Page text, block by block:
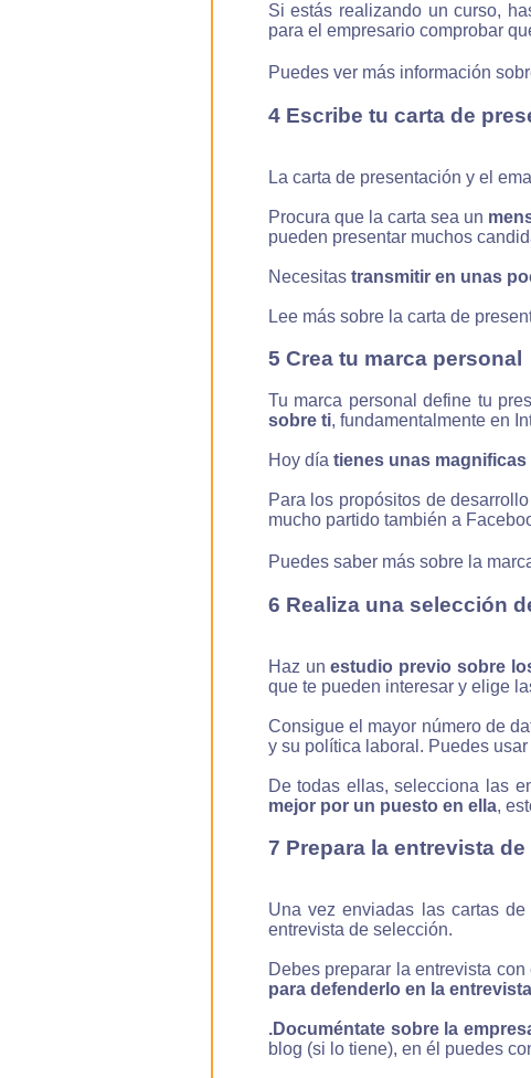
Si estás realizando un curso,
para el empresario comprobar
Puedes ver más información
4 Escribe tu carta de
La carta de presentación y el
Procura que la carta sea un
pueden presentar muchos
Necesitas transmitir en unas
Lee más sobre la carta de
5 Crea tu marca personal
Tu marca personal define tu
sobre ti, fundamentalmente en
Hoy día tienes unas
Para los propósitos de
mucho partido también a
Puedes saber más sobre la
6 Realiza una selección
Haz unestudio previo sobre
que te pueden interesar y elige
Consigue el mayor número de
y su política laboral. Puedes
De todas ellas, selecciona las
mejor por un puesto en ella,
7 Prepara la entrevista
Una vez enviadas las cartas
entrevista de selección.
Debes preparar la entrevista
para defenderlo en la entrevista
.Documéntate sobre la
blog (si lo tiene), en él puedes